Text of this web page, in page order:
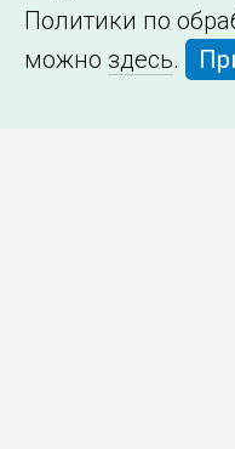
Политики по
можно здесь.